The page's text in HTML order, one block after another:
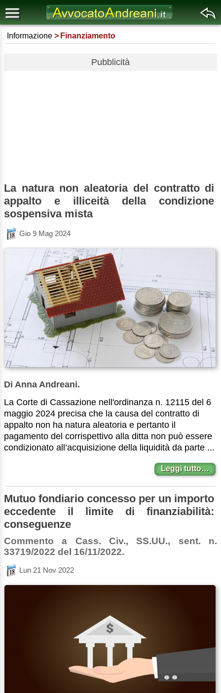
Informazione Finanziamento
Pubblicità
La natura non aleatoria del contratto di
appalto e illiceità della condizione
sospensiva mista
Gio 9 Mag 2024
Di Anna Andreani.
La Corte di Cassazione nell'ordinanza n. 12115 del 6
maggio 2024 precisa che la causa del contratto di
appalto non ha natura aleatoria e pertanto il
pagamento del corrispettivo alla ditta non può essere
condizionato all’acquisizione della liquidità da parte ...
Leggi tutto…
Mutuo fondiario concesso per un importo
eccedente il limite di finanziabilità:
conseguenze
Commento a Cass. Civ., SS.UU., sent. n.
33719/2022 del 16/11/2022.
Lun 21 Nov 2022